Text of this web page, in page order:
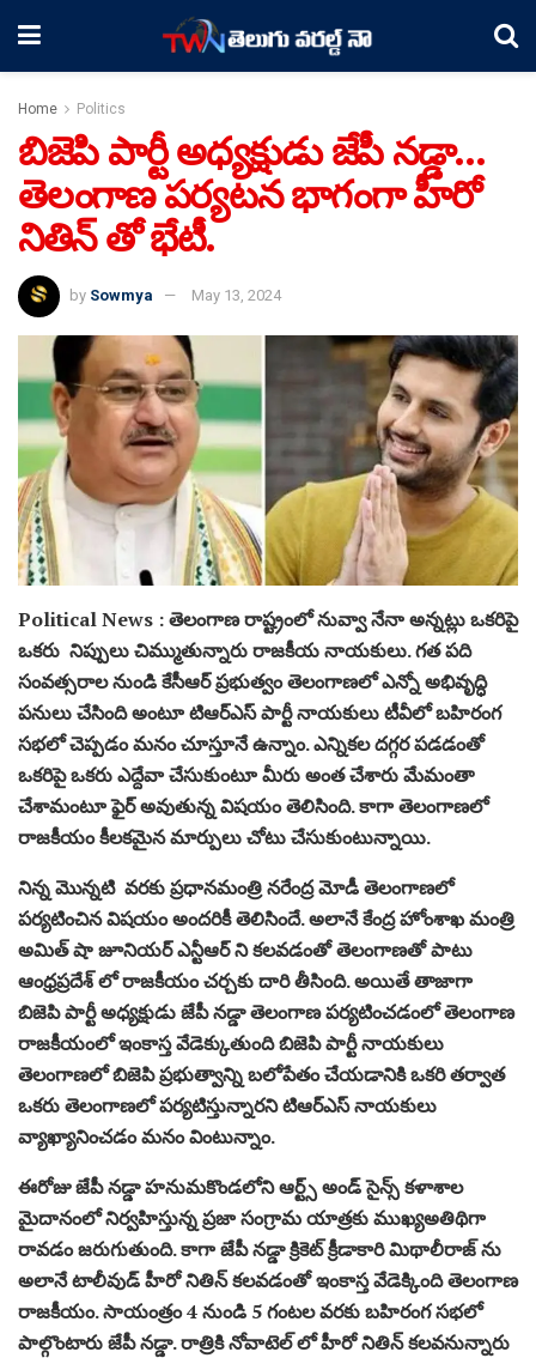
Home Politics
బిజెపి పార్టీ అధ్యక్షుడు జేపీ నడ్డా…
తెలంగాణ పర్యటన భాగంగా హీరో
నితిన్ తో భేటీ.
by Sowmya May 13, 2024
Political News : తెలంగాణ రాష్ట్రంలో నువ్వా నేనా అన్నట్లు ఒకరిపై
ఒకరు నిప్పులు చిమ్ముతున్నారు రాజకీయ నాయకులు. గత పది
సంవత్సరాల నుండి కేసీఆర్ ప్రభుత్వం తెలంగాణలో ఎన్నో అభివృద్ధి
పనులు చేసింది అంటూ టిఆర్ఎస్ పార్టీనాయకులుటీవీలో బహిరంగ
సభలో చెప్పడం మనం చూస్తూనే ఉన్నాం. ఎన్నికల దగ్గర పడడంతో
ఒకరిపై ఒకరు ఎద్దేవా చేసుకుంటూ మీరు అంత చేశారు మేమంతా
చేశామంటూ ఫైర్ అవుతున్న విషయం తెలిసింది. కాగా తెలంగాణలో
రాజకీయం కీలకమైన మార్పులు చోటు చేసుకుంటున్నాయి.
నిన్న మొన్నటి వరకు ప్రధానమంత్రి నరేంద్ర మోడీ తెలంగాణలో
పర్యటించిన విషయం అందరికీ తెలిసిందే. అలానే కేంద్ర హోంశాఖ మంత్రి
అమిత్ షా జూనియర్ ఎన్టీఆర్ ని కలవడంతో తెలంగాణతో పాటు
ఆంధ్రప్రదేశ్ లోరాజకీయంచర్చకు దారి తీసింది. అయితే తాజాగా
బిజెపి పార్టీ అధ్యక్షుడు జేపీ నడ్డా తెలంగాణ పర్యటించడంలో తెలంగాణ
రాజకీయంలో ఇంకాస్త వేడెక్కుతుంది బిజెపి పార్టీ నాయకులు
తెలంగాణలో బిజెపి ప్రభుత్వాన్ని బలోపేతం చేయడానికి ఒకరి తర్వాత
ఒకరు తెలంగాణలో పర్యటిస్తున్నారని టిఆర్ఎస్ నాయకులు
వ్యాఖ్యానించడం మనం వింటున్నాం.
ఈరోజు జేపీ నడ్డా హనుమకొండలోని ఆర్ట్స్ అండ్ సైన్స్ కళాశాల
మైదానంలో నిర్వహిస్తున్న ప్రజా సంగ్రామ యాత్రకు ముఖ్యఅతిథిగా
రావడం జరుగుతుంది. కాగా జేపీ నడ్డా క్రికెట్ క్రీడాకారి మిథాలీరాజ్ ను
అలానే టాలీవుడ్ హీరో నితిన్ కలవడంతో ఇంకాస్త వేడెక్కింది తెలంగాణ
రాజకీయం. సాయంత్రం 4 నుండి 5 గంటల వరకు బహిరంగ సభలో
పాల్గొంటారు జేపీ నడ్డా. రాత్రికి నోవాటెల్ లో హీరో నితిన్ కలవనున్నారు